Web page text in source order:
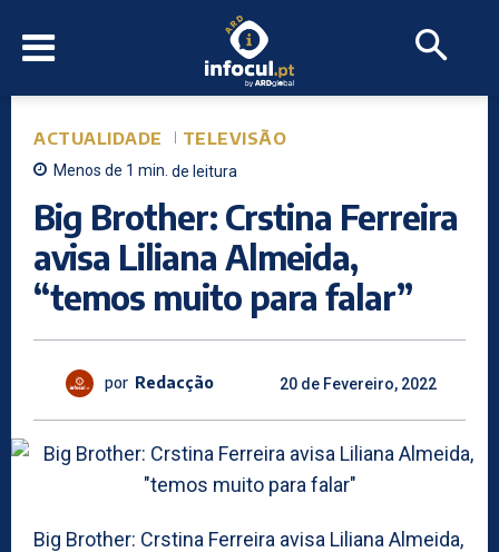
ACTUALIDADE TELEVISÃO
Menos de 1 min. de leitura
Big Brother: Crstina Ferreira
avisa Liliana Almeida,
“temos muito para falar”
por Redacção 20 de Fevereiro, 2022
Big Brother: Crstina Ferreira avisa Liliana Almeida,